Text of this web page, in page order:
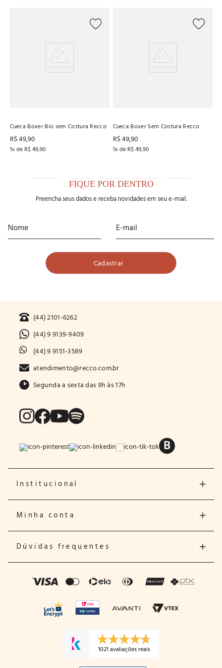
Cueca Boxer Bio sem Costura Recco
R$49,90
1x de R$49,90
Cueca Boxer Sem Costura Recco
R$49,90
1x de R$49,90
FIQUE POR DENTRO
Preencha seus dados e receba novidades em seu e-mail.
(44) 2101-6262
(44) 9 9139-9409
(44) 9 9151-3589
atendimento@recco.com.br
Segunda a sexta das 9h às 17h
Institucional
Minha conta
Dúvidas frequentes
1021 avaliações reais